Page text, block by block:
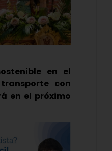
en el
con
en el próximo